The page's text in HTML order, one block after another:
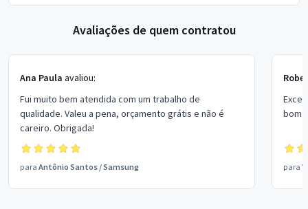
Avaliações de quem contratou
Ana Paula avaliou:
Fui muito bem atendida com um trabalho de
qualidade. Valeu a pena, orçamento grátis e não é
careiro. Obrigada!
para Antônio Santos /Samsung
bom
para